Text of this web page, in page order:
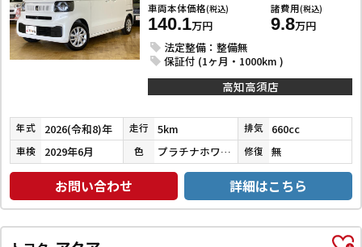
車両本体価格(税込)
140.1万円
諸費用(税込)
9.8万円
法定整備：整備無
保証付 (1ヶ月・1000km )
高知高須店
年式 2026(令和8)年 走行 5km 排気 660cc
車検 2029年6月 色 プラチナホワイトパール 修復 無
お問い合わせ 詳細はこちら